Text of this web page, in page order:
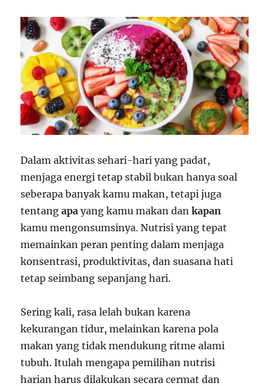
Dalam aktivitas sehari-hari yang padat,
menjaga energi tetap stabil bukan hanya soal
seberapa banyak kamu makan, tetapi juga
tentangapa yang kamu makan dankapan
kamu mengonsumsinya. Nutrisi yang tepat
memainkan peran penting dalam menjaga
konsentrasi, produktivitas, dan suasana hati
tetap seimbang sepanjang hari.
Sering kali, rasa lelah bukan karena
kekurangan tidur, melainkan karena pola
makan yang tidak mendukung ritme alami
tubuh. Itulah mengapa pemilihan nutrisi
harian harus dilakukan secara cermat dan